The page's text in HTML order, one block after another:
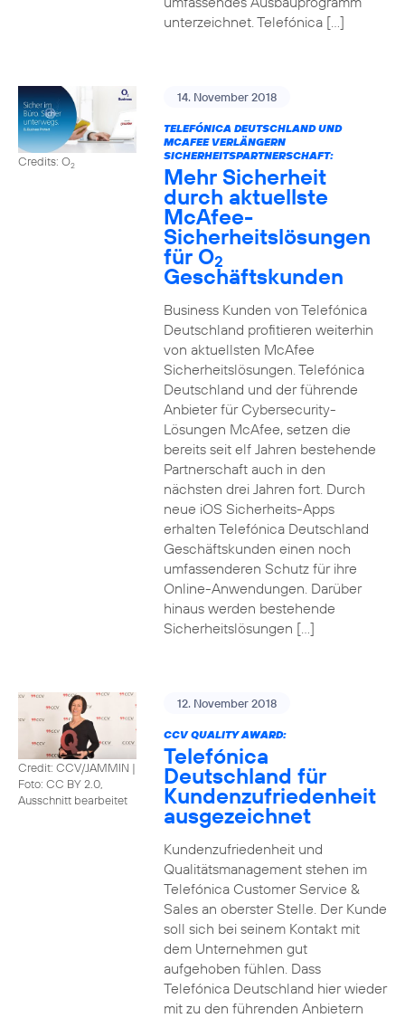
unterzeichnet. Telefónica […]
Credits: O2
14. November 2018
TELEFÓNICA DEUTSCHLAND UND
MCAFEE VERLÄNGERN
SICHERHEITSPARTNERSCHAFT:
Mehr Sicherheit
durch aktuellste
McAfee-
Sicherheitslösungen
für O2
Geschäftskunden
Business Kunden von Telefónica
Deutschland profitieren weiterhin
von aktuellsten McAfee
Sicherheitslösungen. Telefónica
Deutschland und der führende
Anbieter für Cybersecurity-
Lösungen McAfee, setzen die
bereits seit elf Jahren bestehende
Partnerschaft auch in den
nächsten drei Jahren fort. Durch
neue iOS Sicherheits-Apps
erhalten Telefónica Deutschland
Geschäftskunden einen noch
umfassenderen Schutz für ihre
Online-Anwendungen. Darüber
hinaus werden bestehende
Sicherheitslösungen […]
Credit: CCV/JAMMIN |
Foto: CC BY 2.0,
Ausschnitt bearbeitet
12. November 2018
CCV QUALITY AWARD:
Telefónica
Deutschland für
Kundenzufriedenheit
ausgezeichnet
Kundenzufriedenheit und
Qualitätsmanagement stehen im
Telefónica Customer Service &
Sales an oberster Stelle. Der Kunde
soll sich bei seinem Kontakt mit
dem Unternehmen gut
aufgehoben fühlen. Dass
Telefónica Deutschland hier wieder
mit zu den führenden Anbietern